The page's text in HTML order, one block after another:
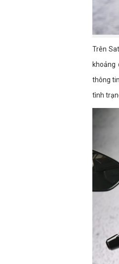
Trên
khoảng
thông
tình